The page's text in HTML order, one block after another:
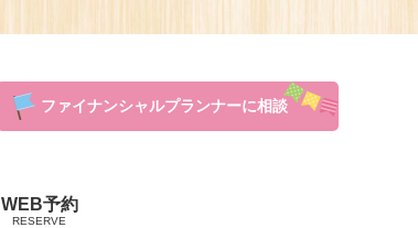
ファイナンシャルプランナーに相談
WEB予約
RESERVE